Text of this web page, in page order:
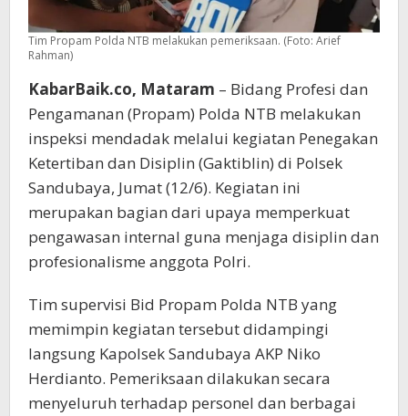
Tim Propam Polda NTB melakukan pemeriksaan. (Foto: Arief
Rahman)
KabarBaik.co, Mataram – Bidang Profesi dan
Pengamanan (Propam) Polda NTB melakukan
inspeksi mendadak melalui kegiatan Penegakan
Ketertiban dan Disiplin (Gaktiblin) di Polsek
Sandubaya, Jumat (12/6). Kegiatan ini
merupakan bagian dari upaya memperkuat
pengawasan internal guna menjaga disiplin dan
profesionalisme anggota Polri.
Tim supervisi Bid Propam Polda NTB yang
memimpin kegiatan tersebut didampingi
langsung Kapolsek Sandubaya AKP Niko
Herdianto. Pemeriksaan dilakukan secara
menyeluruh terhadap personel dan berbagai